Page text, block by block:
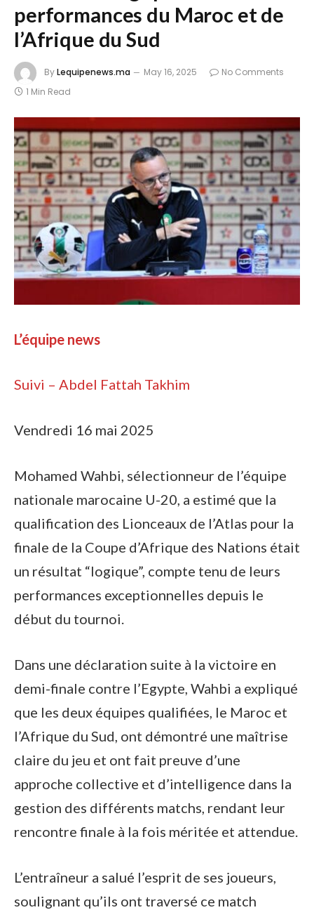
performances du Maroc et de
l’Afrique du Sud
ByLequipenews.ma May 16, 2025
No Comments
1 Min Read
L’équipe news
Suivi – Abdel Fattah Takhim
Vendredi 16 mai 2025
Mohamed Wahbi, sélectionneur de l’équipe
nationale marocaine U-20, a estimé que la
qualification des Lionceaux de l’Atlas pour la
finale de la Coupe d’Afrique des Nations était
un résultat “logique”, compte tenu de leurs
performances exceptionnelles depuis le
début du tournoi.
Dans une déclaration suite à la victoire en
demi-finale contre l’Egypte, Wahbi a expliqué
que les deux équipes qualifiées, le Maroc et
l’Afrique du Sud, ont démontré une maîtrise
claire du jeu et ont fait preuve d’une
approche collective et d’intelligence dans la
gestion des différents matchs, rendant leur
rencontre finale à la fois méritée et attendue.
L’entraîneur a salué l’esprit de ses joueurs,
soulignant qu’ils ont traversé ce match